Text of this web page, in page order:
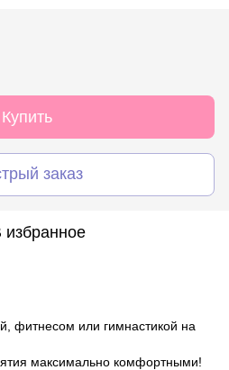
Купить
заказ
избранное
фитнесом или гимнастикой на
максимально комфортными!